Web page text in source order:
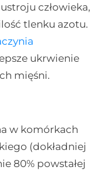
człowieka,
tlenku azotu.
ukrwienie
mięśni.
w komórkach
(dokładniej
80% powstałej